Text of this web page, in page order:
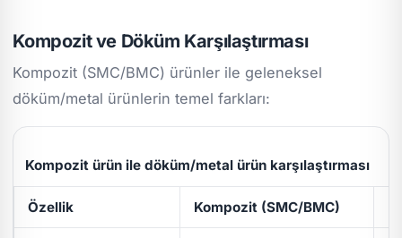
Kompozit ve Döküm Karşılaştırması
Kompozit (SMC/BMC) ürünler ile geleneksel
döküm/metal ürünlerin temel farkları:
Kompozit ürün ile döküm/metal ürün karşılaştırması
Özellik Kompozit (SMC/BMC)